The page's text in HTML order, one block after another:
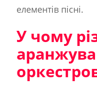
елементів пісні.
У чому